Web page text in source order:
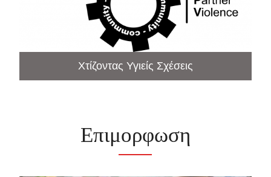
Χτίζοντας Υγιείς Σχέσεις
Επιμορφωση